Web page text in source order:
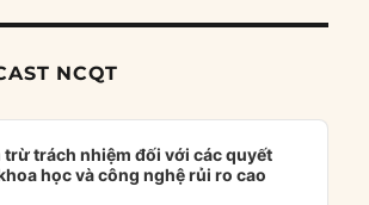
NCQT
trừ trách nhiệm đối với các quyết
học và công nghệ rủi ro cao